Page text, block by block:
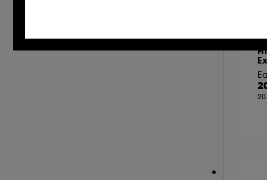
ils
Cookies de sécurisation des paiements
de votre prochaine visite sur le site sans